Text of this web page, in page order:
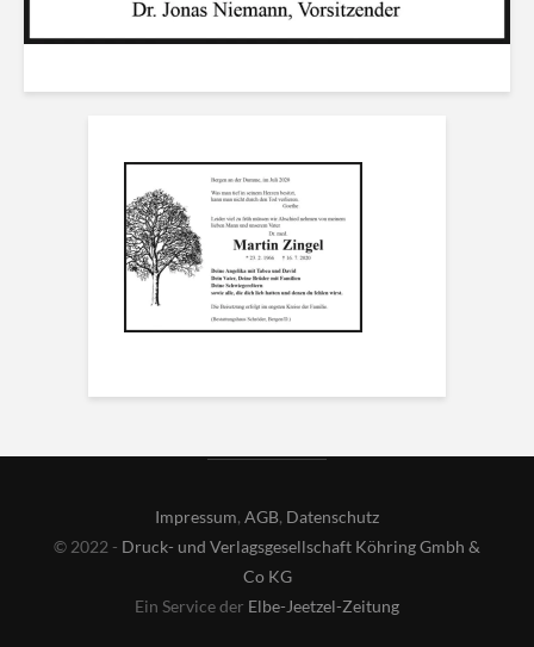
Impressum, AGB, Datenschutz
© 2022 - Druck- und Verlagsgesellschaft Köhring Gmbh &
Co KG
Ein Service der Elbe-Jeetzel-Zeitung